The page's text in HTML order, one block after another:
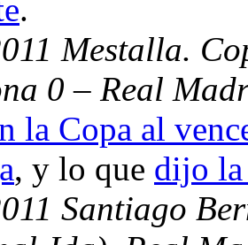
.
Mestalla.
0 – Real
la Copa al
, y lo que dijo la
Santiago